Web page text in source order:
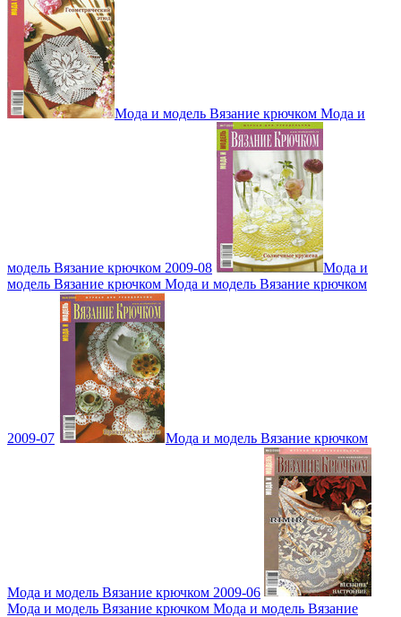
Мода и модель Вязание крючком Мода и
модель Вязание крючком 2009-08
Мода и
модель Вязание крючком Мода и модель Вязание крючком
2009-07 Мода и модель Вязание крючком
Мода и модель Вязание крючком 2009-06
Мода и модель Вязание крючком Мода и модель Вязание